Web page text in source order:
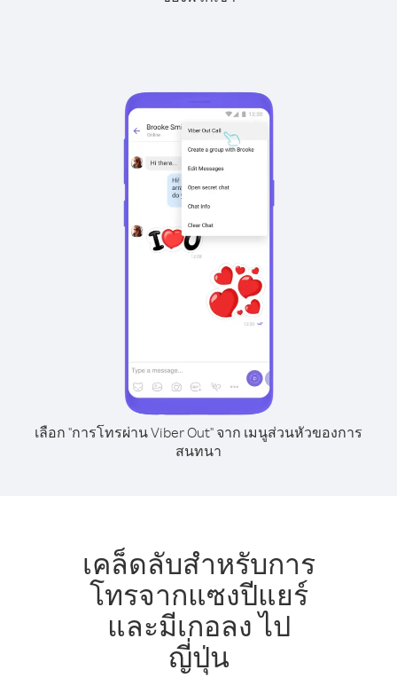
เลือก "การโทรผ่าน Viber Out" จาก เมนูส่วนหัวของการ
สนทนา
เคล็ดลับสำหรับการ
โทรจากแซงปีแยร์
และมีเกอลง ไป
ญี่ปุ่น